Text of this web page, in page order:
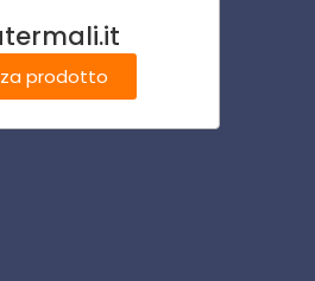
prodotto